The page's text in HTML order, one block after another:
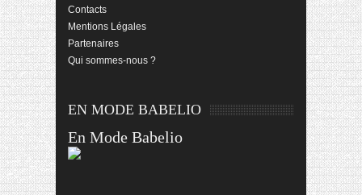
Contacts
Mentions Légales
Partenaires
Qui sommes-nous ?
EN MODE BABELIO
En Mode Babelio